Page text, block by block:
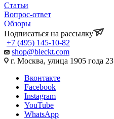
Статьи
Вопрос-ответ
Обзоры
Подписаться на рассылку
+7 (495) 145-10-82
shop@bleckt.com
г. Москва, улица 1905 года 23
Вконтакте
Facebook
Instagram
YouTube
WhatsApp